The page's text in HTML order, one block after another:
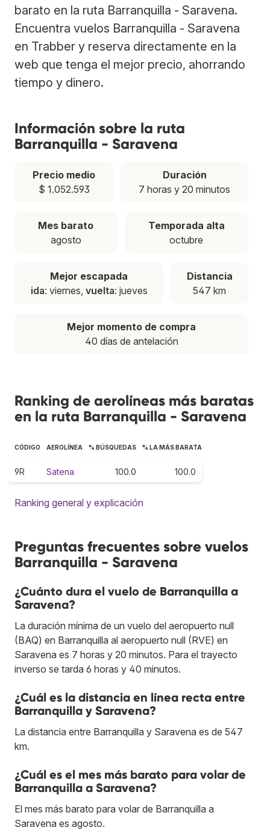
barato en la ruta Barranquilla - Saravena.
Encuentra vuelos Barranquilla - Saravena
en Trabber y reserva directamente en la
web que tenga el mejor precio, ahorrando
tiempo y dinero.
Información sobre la ruta
Barranquilla - Saravena
Precio medio
$ 1.052.593
Duración
7 horas y 20 minutos
Mes barato
agosto
Temporada alta
octubre
Mejor escapada
ida: viernes, vuelta: jueves
Distancia
547 km
Mejor momento de compra
40 días de antelación
Ranking de aerolíneas más baratas
en la ruta Barranquilla - Saravena
CÓDIGO AEROLÍNEA % BÚSQUEDAS % LA MÁS BARATA
9R Satena 100.0 100.0
Ranking general y explicación
Preguntas frecuentes sobre vuelos
Barranquilla - Saravena
¿Cuánto dura el vuelo de Barranquilla a
Saravena?
La duración mínima de un vuelo del aeropuerto null
(BAQ) en Barranquilla al aeropuerto null (RVE) en
Saravena es 7 horas y 20 minutos. Para el trayecto
inverso se tarda 6 horas y 40 minutos.
¿Cuál es la distancia en línea recta entre
Barranquilla y Saravena?
La distancia entre Barranquilla y Saravena es de 547
km.
¿Cuál es el mes más barato para volar de
Barranquilla a Saravena?
El mes más barato para volar de Barranquilla a
Saravena es agosto.